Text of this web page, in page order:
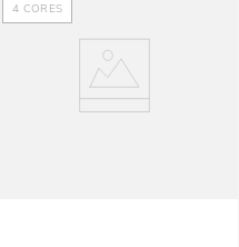
4 CORES